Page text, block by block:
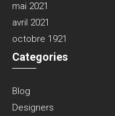
mai 2021
avril 2021
octobre 1921
Categories
Blog
Designers